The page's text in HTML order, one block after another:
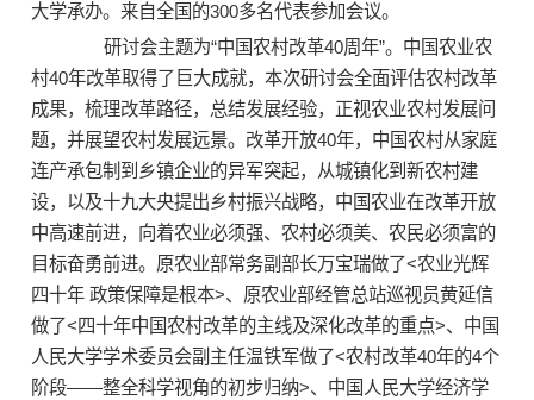
大学承办。来自全国的300多名代表参加会议。
研讨会主题为“中国农村改革40周年”。中国农业农
村40年改革取得了巨大成就，本次研讨会全面评估农村改革
成果，梳理改革路径，总结发展经验，正视农业农村发展问
题，并展望农村发展远景。改革开放40年，中国农村从家庭
连产承包制到乡镇企业的异军突起，从城镇化到新农村建
设，以及十九大央提出乡村振兴战略，中国农业在改革开放
中高速前进，向着农业必须强、农村必须美、农民必须富的
目标奋勇前进。原农业部常务副部长万宝瑞做了<农业光辉
四十年 政策保障是根本>、原农业部经管总站巡视员黄延信
做了<四十年中国农村改革的主线及深化改革的重点>、中国
人民大学学术委员会副主任温铁军做了<农村改革40年的4个
阶段——整全科学视角的初步归纳>、中国人民大学经济学